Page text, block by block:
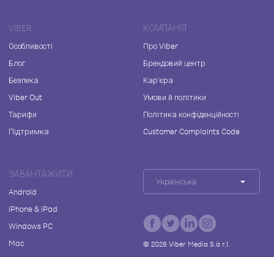
VIBER
Особливості
Блог
Безпека
Viber Out
Тарифи
Підтримка
КОМПАНІЯ
Про Viber
Брендовий центр
Кар'єра
Умови й політики
Політика конфіденційності
Customer Complaints Code
ЗАВАНТАЖИТИ
Android
iPhone & iPad
Windows PC
Mac
Українська
© 2026Viber Media S.à r.l.